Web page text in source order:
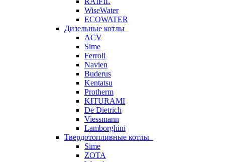
WiseWater
ECOWATER
Дизельные котлы
ACV
Sime
Ferroli
Navien
Buderus
Kentatsu
Protherm
KITURAMI
De Dietrich
Viessmann
Lamborghini
Твердотопливные котлы
Sime
ZOTA